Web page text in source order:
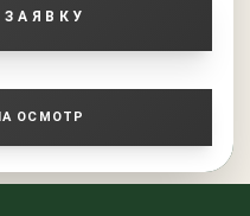
от застройщика, с
1-комнатная квартира в
ОСМОТР